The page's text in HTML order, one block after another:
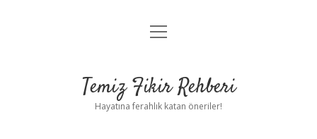
Anasayfa
Yasal Uyarı
menüyü
Temiz Fikir Rehberi
Hayatına ferahlık katan öneriler!